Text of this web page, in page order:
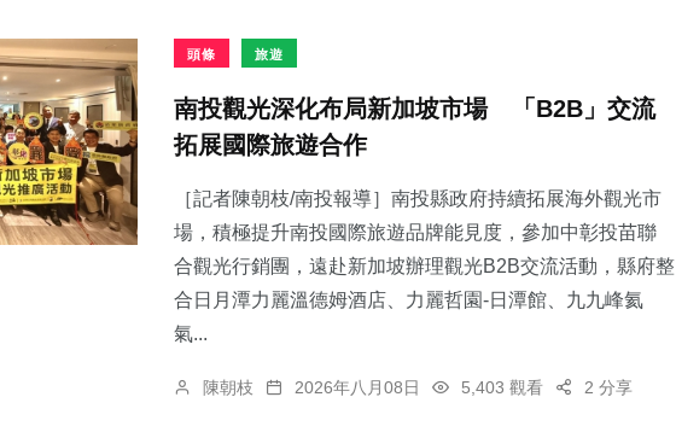
頭條 旅遊
南投觀光深化布局新加坡市場 「B2B」交流
拓展國際旅遊合作
［記者陳朝枝/南投報導］南投縣政府持續拓展海外觀光市
場，積極提升南投國際旅遊品牌能見度，參加中彰投苗聯
合觀光行銷團，遠赴新加坡辦理觀光B2B交流活動，縣府整
合日月潭力麗溫德姆酒店、力麗哲園-日潭館、九九峰氦
氣...
陳朝枝 2026年八月08日 5,403 觀看 2 分享